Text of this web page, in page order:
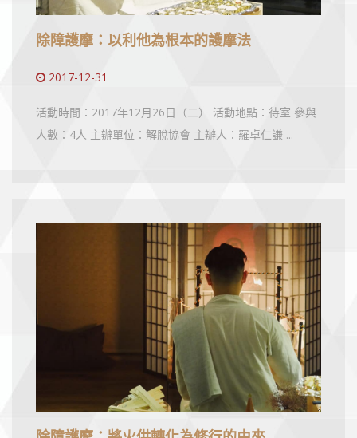
除障護摩：以利他為根本的護摩法
2017-12-31
活動時間：2017年12月26日（二） 活動地點：待室 參與
人數：4人 主辦單位：解脫協會 主辦人：羅卓仁謙 ...